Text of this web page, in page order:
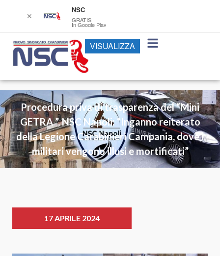
Procedura priva di trasparenza del “Mini
GETRA ”, NSC Napoli: “Inganno reiterato
della Legione Carabinieri Campania, dove i
militari vengono illusi e mortificati”
17 APRILE 2024
✕
NSC
GRATIS
In Google Play
VISUALIZZA